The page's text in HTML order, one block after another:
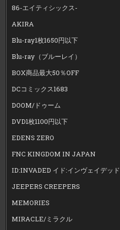
86-エイティシックス-
AKIRA
Blu-ray1枚1650円以下
Blu-ray（ブルーレイ）
BOX商品最大50％OFF
DCコミックス1683
DOOM/ドゥーム
DVD1枚1100円以下
EDENS ZERO
FNC KINGDOM IN JAPAN
ID:INVADED イド:インヴェイデッド
JEEPERS CREEPERS
MEMORIES
MIRACLE/ミラクル